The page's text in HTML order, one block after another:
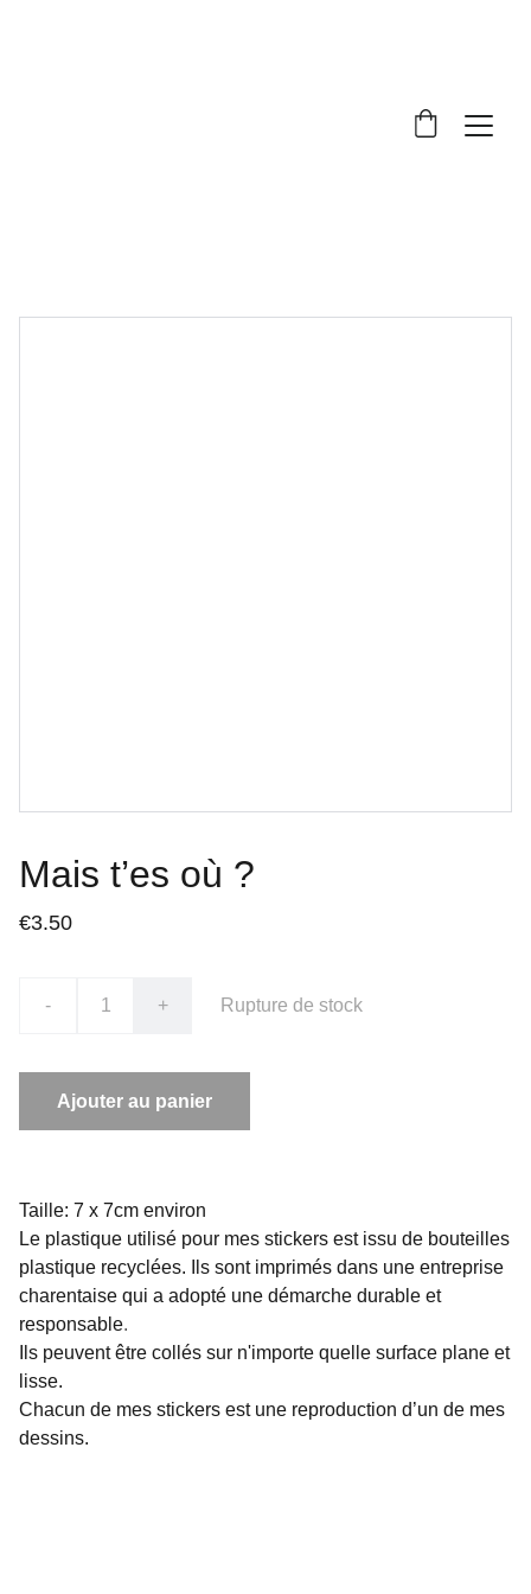
Mais t’es où ?
€3.50
- + Rupture de stock
Ajouter au panier
Taille: 7 x 7cm environ
Le plastique utilisé pour mes stickers est issu de bouteilles
plastique recyclées. Ils sont imprimés dans une entreprise
charentaise qui a adopté une démarche durable et
responsable.
Ils peuvent être collés sur n'importe quelle surface plane et
lisse.
Chacun de mes stickers est une reproduction d’un de mes
dessins.